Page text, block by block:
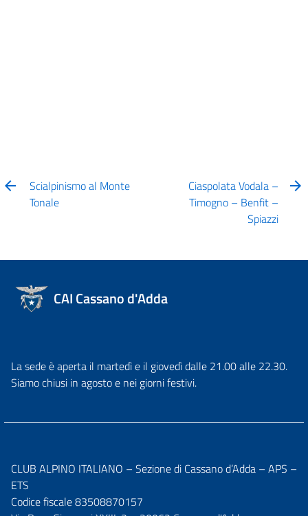
Scialpinismo al Monte
Tonale
Ciaspolata Vodala –
Timogno – Benfit –
Spiazzi
CAI Cassano d'Adda
La sede è aperta il martedì e il giovedì dalle 21.00 alle 22.30.
Siamo chiusi in agosto e nei giorni festivi.
CLUB ALPINO ITALIANO – Sezione di Cassano d’Adda – APS –
ETS
Codice fiscale 83508870157